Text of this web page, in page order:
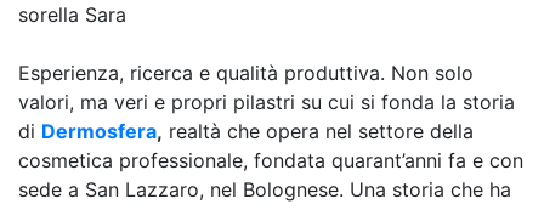
sorella Sara
Esperienza, ricerca e qualità produttiva. Non solo
valori, ma veri e propri pilastri su cui si fonda la storia
di Dermosfera, realtà che opera nel settore della
cosmetica professionale, fondata quarant’anni fa e con
sede a San Lazzaro, nel Bolognese. Una storia che ha